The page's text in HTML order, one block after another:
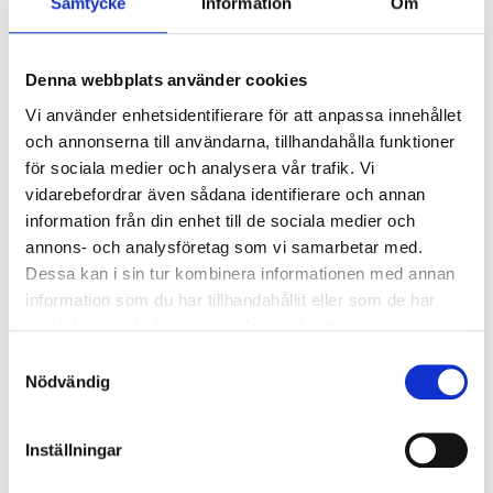
Denna webbplats använder cookies
Vi använder enhetsidentifierare för att anpassa innehållet
och annonserna till användarna, tillhandahålla funktioner
för sociala medier och analysera vår trafik. Vi
vidarebefordrar även sådana identifierare och annan
information från din enhet till de sociala medier och
annons- och analysföretag som vi samarbetar med.
Dessa kan i sin tur kombinera informationen med annan
information som du har tillhandahållit eller som de har
Nödvändig
Inställningar
Armaturer/B10A säkring:
Överspänningsskydd CM
kV/kA:
2
Överspänningsskydd DM
kV/kA:
Ljusstyrning
Ljusstyrning:
DALI, Fasimpuls, DSI,
Korridorfunktion
Nödljus: